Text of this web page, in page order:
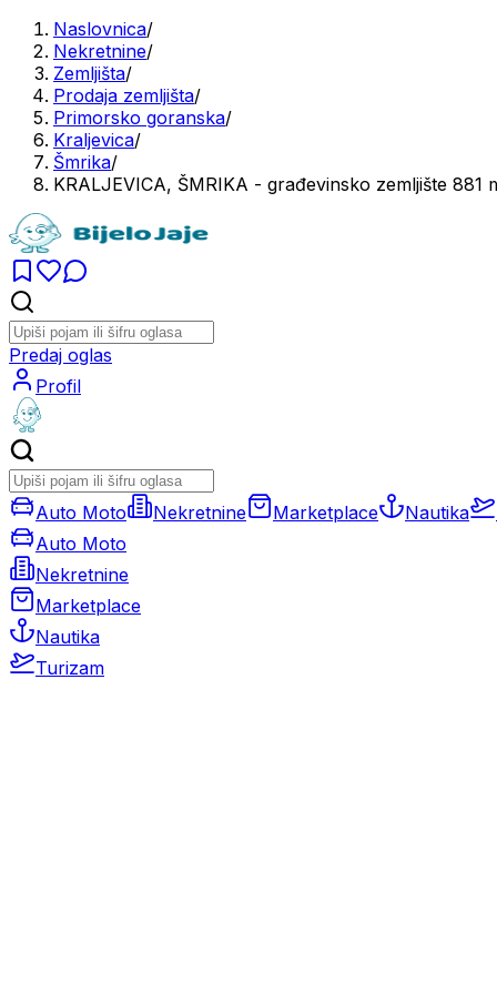
Naslovnica/
Nekretnine/
Zemljišta/
Prodaja zemljišta/
Primorsko goranska/
Kraljevica/
Šmrika/
KRALJEVICA, ŠMRIKA - građevinsko zemljište
Predaj oglas
Profil
Auto Moto Nekretnine Marketplace Nautika
Auto Moto
Nekretnine
Marketplace
Nautika
Turizam